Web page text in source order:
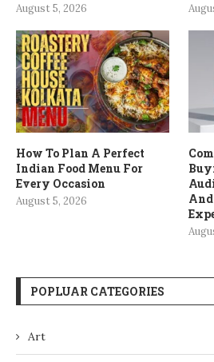
August 5, 2026
How To Plan A Perfect
Indian Food Menu For
Every Occasion
August 5, 2026
POPLUAR CATEGORIES
Art